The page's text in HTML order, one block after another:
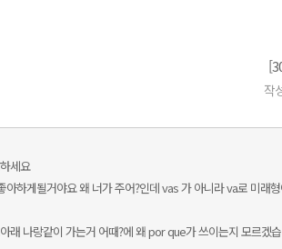
작
세요
아하게될거야요 왜 너가 주어?인데 vas 가 아니라 va로 미래
래 나랑같이 가는거 어때?에 왜 por que가 쓰이는지 모르겠